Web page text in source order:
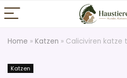
Home » Katzen » Caliciviren katze
Katzen